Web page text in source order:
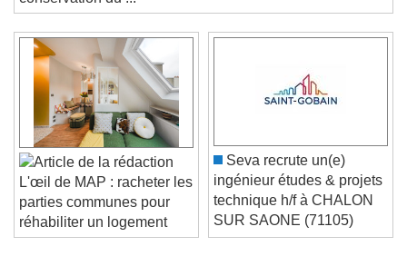
conservation du ...
L'œil de MAP : racheter les
parties communes pour
réhabiliter un logement
Seva recrute un(e)
ingénieur études & projets
technique h/f à CHALON
SUR SAONE (71105)